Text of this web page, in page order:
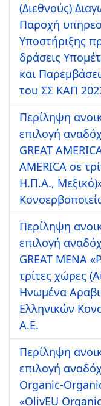
(Διεθνούς)
Παροχή
Υποστήριξης
δράσεις
και
του ΣΣ ΚΑΠ
Περίληψη
επιλογή
GREAT
AMERICA σε
Η.Π.Α.,
Περίληψη
επιλογή
GREAT MENA
τρίτες χώρες
Ηνωμένα
Ελληνικών
Α.Ε.
Περίληψη
επιλογή
Organic-
«OlivEU